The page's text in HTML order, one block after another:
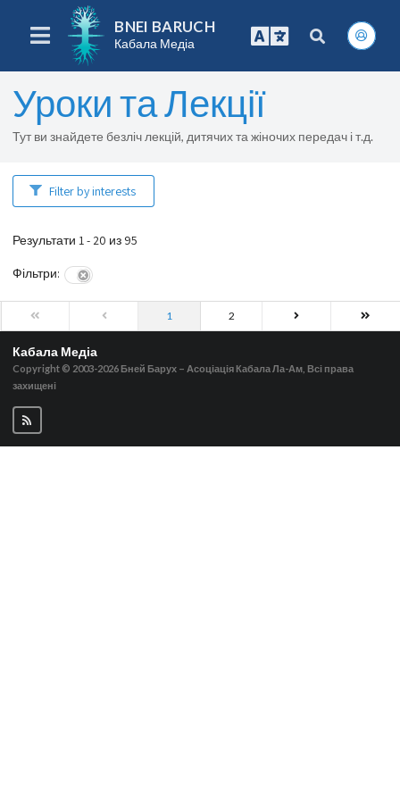
BNEI BARUCH
Кабала Медіа
Уроки та Лекції
Тут ви знайдете безліч лекцій, дитячих та жіночих передач і т.д.
Filter by interests
Результати 1 - 20 из 95
Фільтри:
1 2
Кабала Медіа
Copyright © 2003-2026 Бней Барух – Асоціація Кабала Ла-Ам, Всі права
захищені